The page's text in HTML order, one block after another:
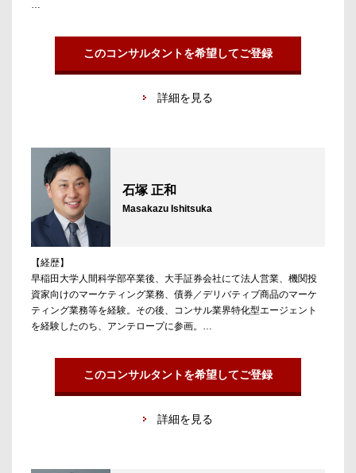
コンサルティング業界全般を担当。戦略系ファーム、総合系ファー
ム、財務アドバイザリーファームを中心に紹介可能。現役コンサル
転職はもちろん、ファンド投資先を中心に、ポストコンサルの転職
このコンサルタントを希望してご登録
詳細を見る
石塚 正和
Masakazu Ishitsuka
【経歴】
早稲田大学人間科学部卒業後、大手証券会社にて法人営業、機関投
資家向けのマーケティング業務、債券／デリバティブ商品のマーケ
ティング業務等を経験。その後、コンサル業界特化型エージェント
を経験したのち、アンテロープに参画。
【担当領域／実績】
日系／外資コンサルティングファーム、投資銀行、PEファンド、
コンサル、ポストIBDとしてのVC業界やPE業界についても、コンフ
このコンサルタントを希望してご登録
詳細を見る